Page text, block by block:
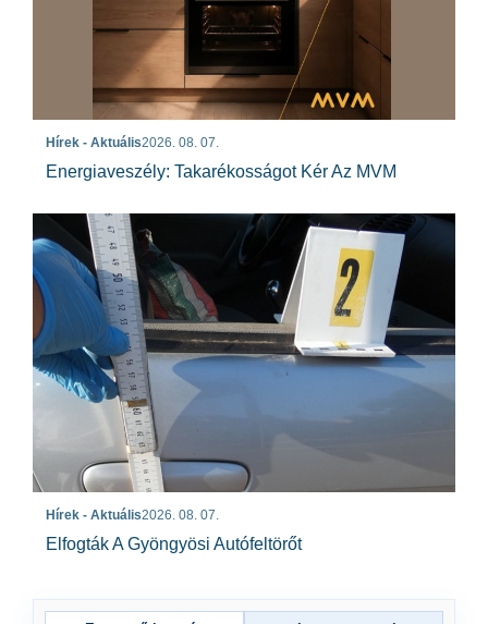
Hírek - Aktuális2026. 08. 07.
Energiaveszély: Takarékosságot Kér Az MVM
Hírek - Aktuális2026. 08. 07.
Elfogták A Gyöngyösi Autófeltörőt